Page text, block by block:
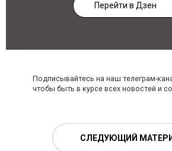
Перейти в Дзен
Подписывайтесь на наш телеграм-
чтобы быть в курсе всех новостей и
СЛЕДУЮЩИЙ